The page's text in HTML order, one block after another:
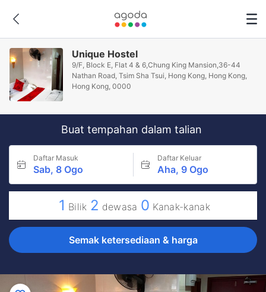
Unique Hostel
9/F, Block E, Flat 4 & 6,Chung King Mansion,36-44
Nathan Road, Tsim Sha Tsui, Hong Kong, Hong Kong,
Hong Kong, 0000
Buat tempahan dalam talian
Daftar Masuk
Sab, 8 Ogo
Daftar Keluar
Aha, 9 Ogo
1 Bilik 2 dewasa 0 Kanak-kanak
Semak ketersediaan & harga